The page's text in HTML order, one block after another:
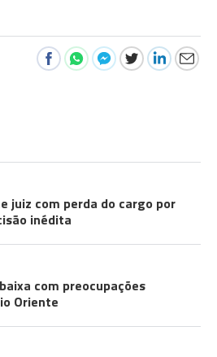
juiz com perda do cargo por
inédita
com preocupações
Oriente